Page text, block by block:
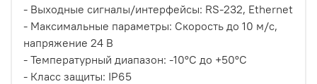
- Выходные сигналы/интерфейсы: RS-232, Ethernet
- Максимальные параметры: Скорость до 10 м/с,
напряжение 24 В
- Температурный диапазон: -10°C до +50°C
- Класс защиты: IP65